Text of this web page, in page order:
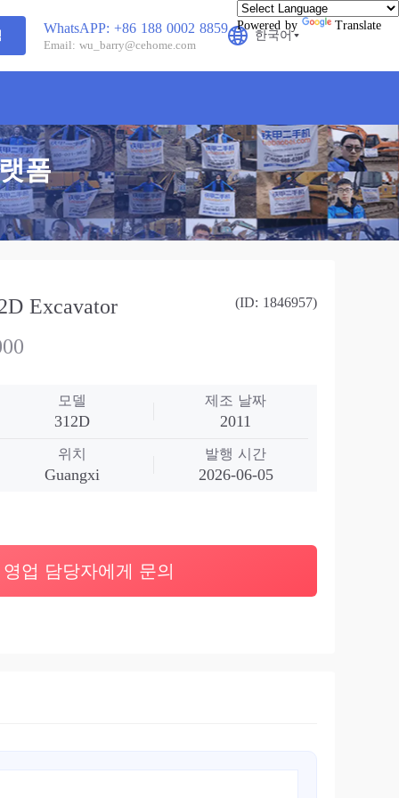
Powered by Translate
WhatsAPP: +86 188 0002 8859
Email: wu_barry@cehome.com
한국어
폼
Excavator (ID: 1846957)
모델
312D
제조 날짜
2011
위치
Guangxi
발행 시간
2026-06-05
영업 담당자에게 문의